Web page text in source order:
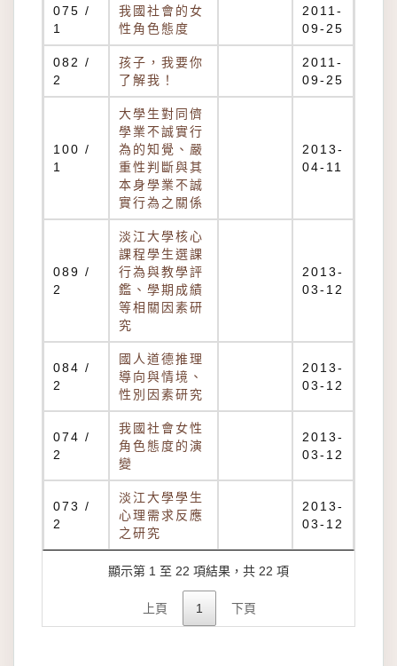
075 /
1
我國社會的女
性角色態度
2011-
09-25
082 /
2
孩子，我要你
了解我！
2011-
09-25
100 /
1
大學生對同儕
學業不誠實行
為的知覺、嚴
重性判斷與其
本身學業不誠
實行為之關係
2013-
04-11
089 /
2
淡江大學核心
課程學生選課
行為與教學評
鑑、學期成績
等相關因素研
究
2013-
03-12
084 /
2
國人道德推理
導向與情境、
性別因素研究
2013-
03-12
074 /
2
我國社會女性
角色態度的演
變
2013-
03-12
073 /
2
淡江大學學生
心理需求反應
之研究
2013-
03-12
顯示第 1 至 22 項結果，共 22 項
上頁 1 下頁